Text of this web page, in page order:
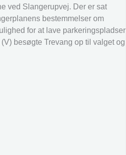
ved Slangerupvej. Der er sat
bestemmelser om
for at lave parkeringspladser
besøgte Trevang op til valget og